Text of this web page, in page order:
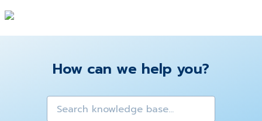
How can we help you?